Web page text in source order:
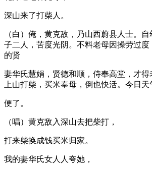
深山来了打柴人。
（白）俺，黄克敌，乃山西蔚县人士。
子二人，苦度光阴。不料老母因操劳过
的贤
妻华氏慧娟，贤德和顺，侍奉高堂，才得
上山打柴，买米奉母，倒也快活。今日
便了。
（唱）黄克敌入深山去把柴打，
打来柴换成钱买米归家。
我的妻华氏女人人夸她，